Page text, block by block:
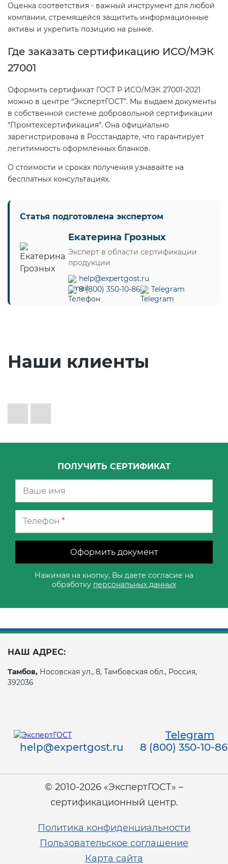
Оценка соответствия - важный инструмент для любой
компании, стремящейся защитить информационные
активы и укрепить позицию на рынке.
Где заказать сертификацию ИСО/МЭК
27001
Оформить сертификат ГОСТ Р ИСО/МЭК 27001-2021
можно в центре “ЭкспертГОСТ”. Мы выдаем документы
в собственной системе добровольной сертификации
“Промтехсертификация”. Она официально
зарегистрирована в Росстандарте, что гарантирует
легитимность оформленных бланков.
О стоимости и сроках получения узнавайте на
бесплатных консультациях.
Статья подготовлена экспертом
Екатерина Грозных
Эксперт в области сертификации
продукции
help@expertgost.ru
8 (800) 350-10-86
Telegram
Наши клиенты
ПОЛУЧИТЬ СЕРТИФИКАТ
Телефон *
Оформить документ
Нажимая на кнопку, Вы даете согласие на
обработку персональных данных
НАШ АДРЕС:
Тамбов, Носовская ул., 8, Тамбовская обл., Россия,
392036
Telegram
help@expertgost.ru
8 (800) 350-10-86
© 2010-2026 «ЭкспертГОСТ» –
сертификационный центр.
Политика конфиденциальности
Пользовательское соглашение
Карта сайта